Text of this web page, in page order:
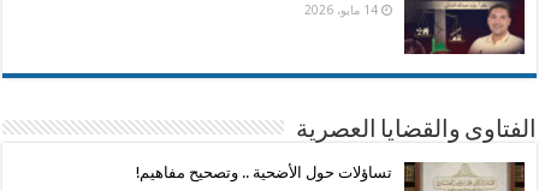
14 مايو، 2026
الفتاوى والقضايا العصرية
تساؤلات حول الأضحية .. وتصحيح مفاهيم!